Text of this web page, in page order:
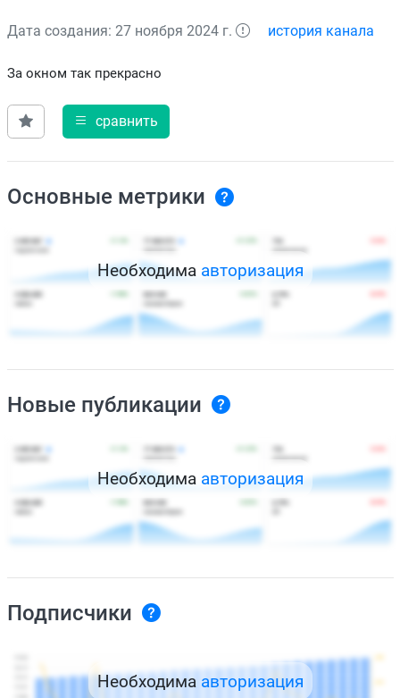
Дата создания: 27 ноября 2024 г. история канала
За окном так прекрасно
сравнить
Основные метрики
Необходима авторизация
Новые публикации
Необходима авторизация
Подписчики
Необходима авторизация